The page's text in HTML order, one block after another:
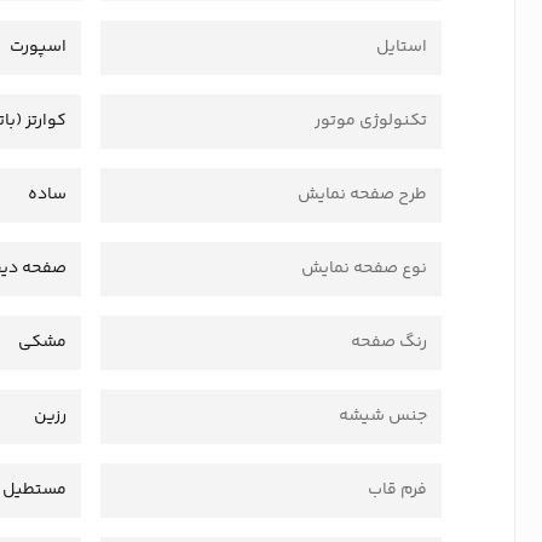
استایل اسپورت
تکنولوژی موتور کوارتز
طرح صفحه نمایش ساده
نوع صفحه نمایش صفحه
رنگ صفحه مشکی
جنس شیشه رزین
فرم قاب مستطیل